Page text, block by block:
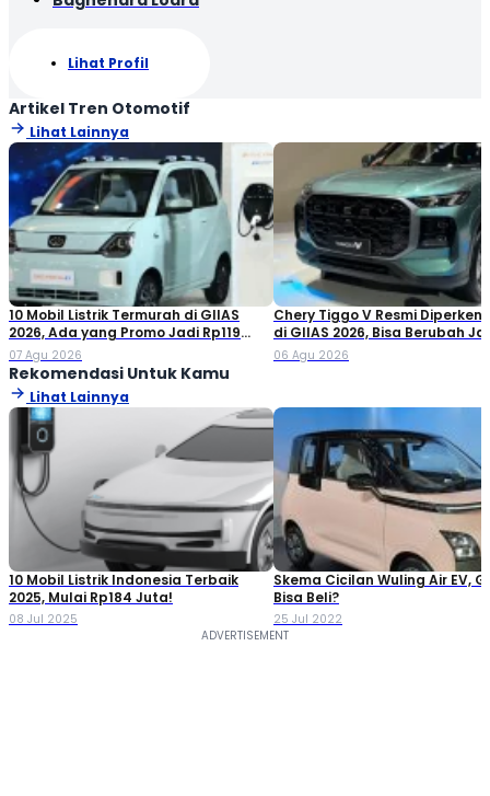
Lihat Profil
Artikel Tren Otomotif
Lihat Lainnya
10 Mobil Listrik Termurah di GIIAS
2026, Ada yang Promo Jadi Rp119
Jutaan!
07 Agu 2026
Chery Tiggo V Resmi
di GIIAS 2026, Bisa Berubah
Double Cabin
06 Agu 2026
Rekomendasi Untuk Kamu
Lihat Lainnya
10 Mobil Listrik Indonesia Terbaik
2025, Mulai Rp184 Juta!
08 Jul 2025
Skema Cicilan Wuling Air EV,
Bisa Beli?
25 Jul 2022